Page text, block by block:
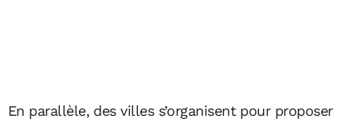
En parallèle, des villes s’organisent pour proposer